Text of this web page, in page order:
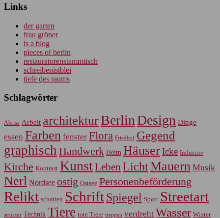
Links
der garten
frau gröner
is a blog
pieces of berlin
restauratorenstammtisch
schreibenistblei
tiefe des raums
Schlagwörter
Abriss Arbeit architekturBerlin Design Dinge
essen Farben fenster Flora Friedhof Gegend
graphisch Handwerk Heim HäuserIcke Industrie
Kirche Kontrast KunstLeben LichtMauern Musik
Nerl Nordsee ostig Ostsee Personenbeförderung
Relikt schatten SchriftSpiegel Sport Streetart
struktur Technik Tiere tote Tiere treppen verdreht Wasser Winter